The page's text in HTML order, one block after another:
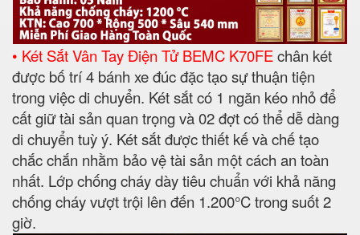
• Két Sắt Vân Tay Điện Tử BEMC K70FEchân két
được bố trí 4 bánh xe đúc đặc tạo sự thuận tiện
trong việc di chuyển. Két sắt có 1 ngăn kéo nhỏ để
cất giữ tài sản quan trọng và 02 đợt có thể dễ dàng
di chuyển tuỳ ý. Két sắt được thiết kế và chế tạo
chắc chắn nhằm bảo vệ tài sản một cách an toàn
nhất. Lớp chống cháy dày tiêu chuẩn với khả năng
chống cháy vượt trội lên đến 1.200°C trong suốt 2
giờ.